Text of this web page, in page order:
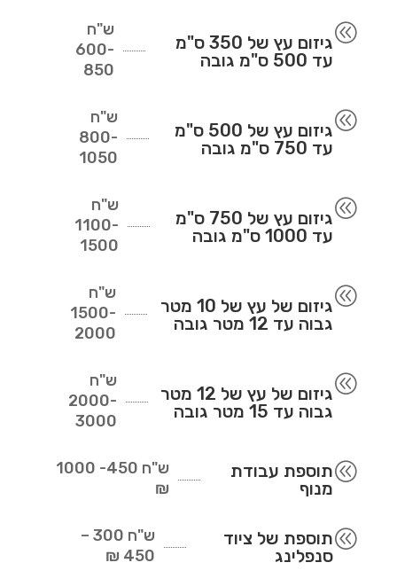
@
גיזום עץ של 350 ס"מ
עד 500 ס"מ גובה
ש"ח
600-
850
@
גיזום עץ של 500 ס"מ
עד 750 ס"מ גובה
ש"ח
800-
1050
@
גיזום עץ של 750 ס"מ
עד 1000 ס"מ גובה
ש"ח
1100-
1500
@
גיזום של עץ של 10 מטר
גבוה עד 12 מטר גובה
ש"ח
1500-
2000
@
גיזום של עץ של 12 מטר
גבוה עד 15 מטר גובה
ש"ח
2000-
3000
@תוספת עבודת
מנוף
ש"ח
450- 1000
₪
@תוספת של ציוד
סנפלינג
ש"ח
300 –
450 ₪